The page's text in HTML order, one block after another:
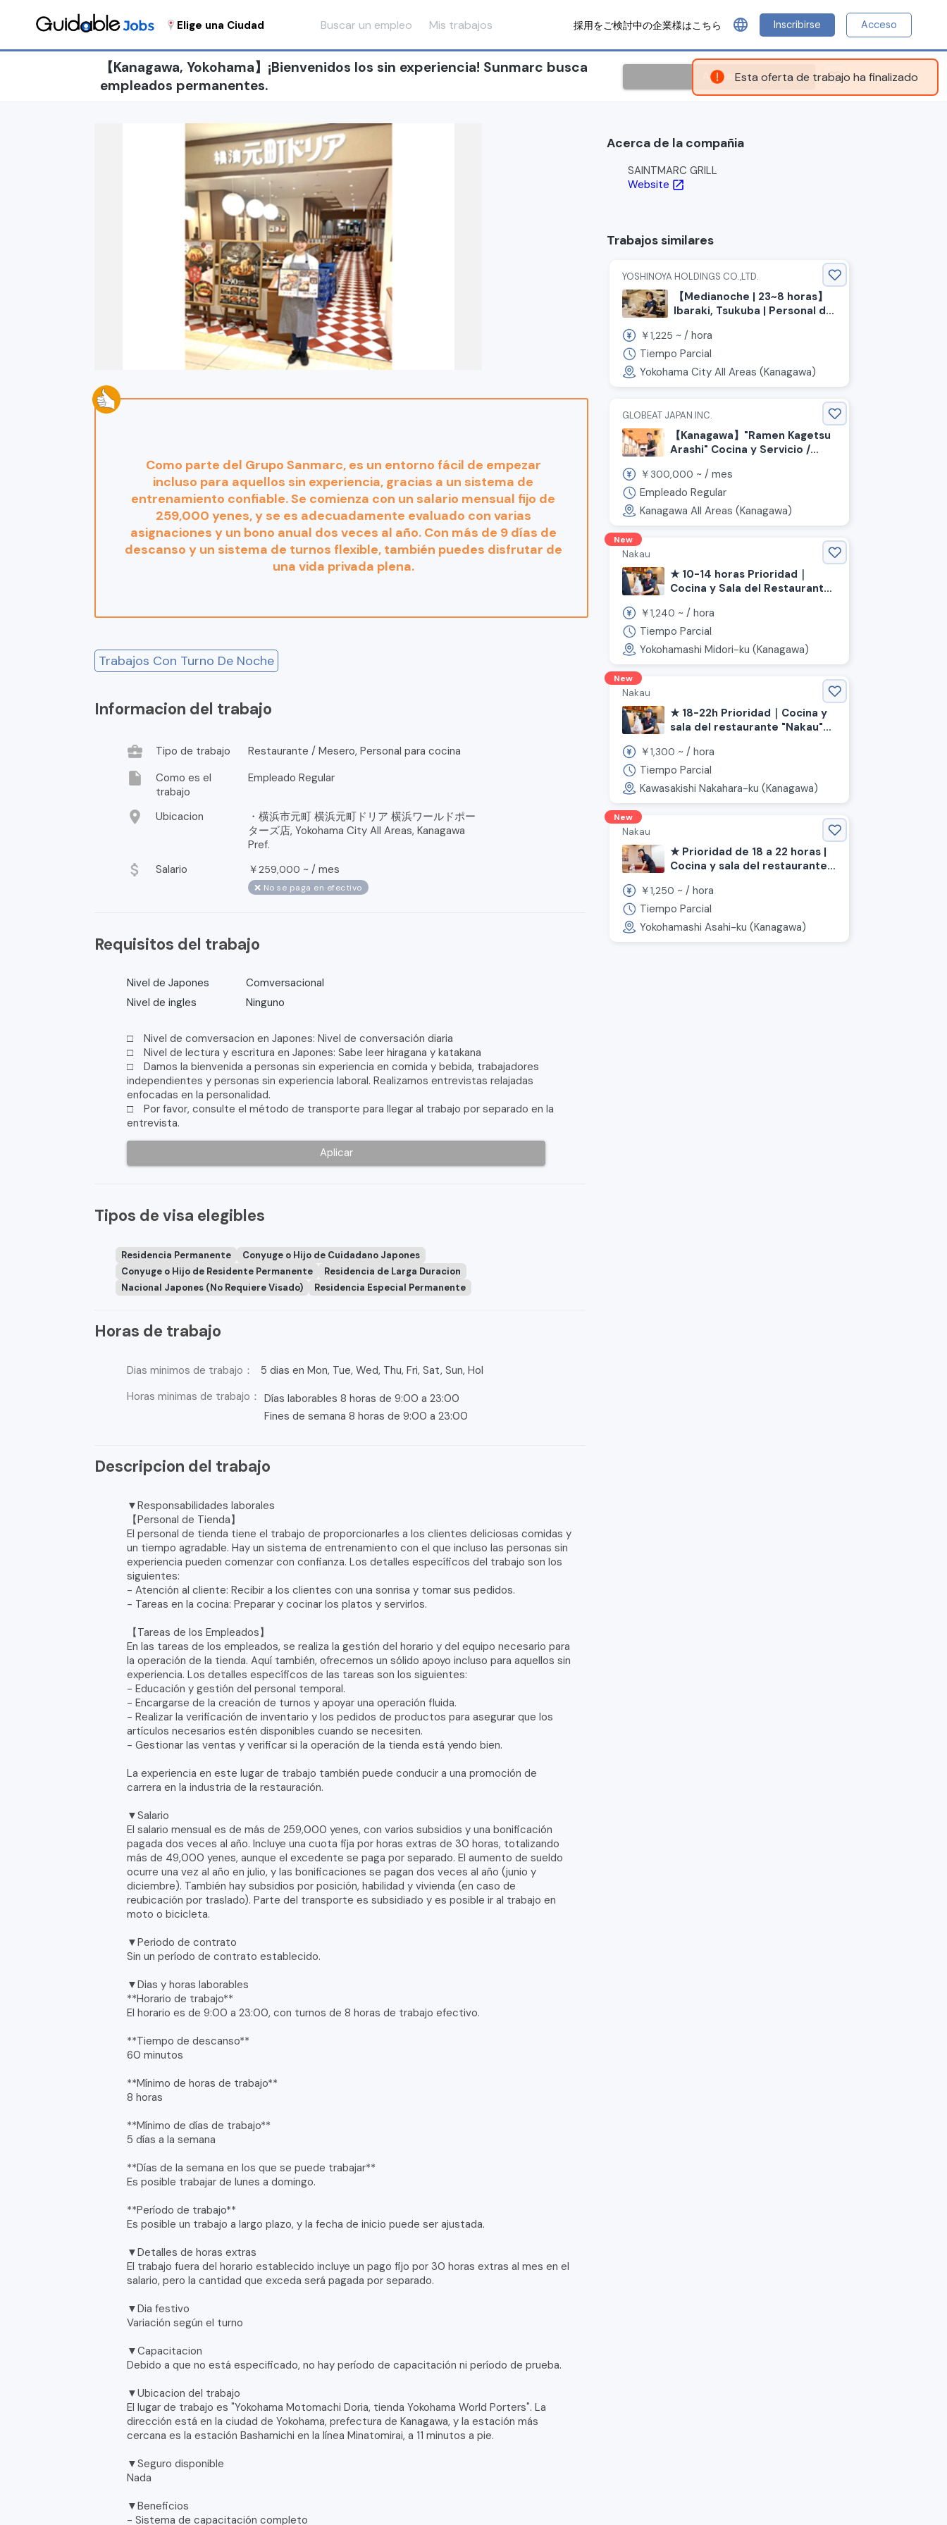
Esta oferta de trabajo ha finalizado
Elige una Ciudad Buscar un empleo Mis trabajos 採用をご検討中の企業様はこちら language Inscribirse Acceso
【Kanagawa, Yokohama】¡Bienvenidos los sin experiencia! Sunmarc busca
empleados permanentes.
Aplicar
Como parte del Grupo Sanmarc, es un entorno fácil de empezar
incluso para aquellos sin experiencia, gracias a un sistema de
entrenamiento confiable. Se comienza con un salario mensual fijo de
259,000 yenes, y se es adecuadamente evaluado con varias
asignaciones y un bono anual dos veces al año. Con más de 9 días de
descanso y un sistema de turnos flexible, también puedes disfrutar de
una vida privada plena.
Trabajos Con Turno De Noche
Informacion del trabajo
business_center Tipo de trabajo Restaurante / Mesero, Personal para cocina
insert_drive_file
Como es el
trabajo
Empleado Regular
location_on Ubicacion
・横浜市元町 横浜元町ドリア 横浜ワールドポー
ターズ店, Yokohama City All Areas, Kanagawa
Pref.
attach_money Salario ￥259,000 ~ / mes
❌ No se paga en efectivo
Requisitos del trabajo
Nivel de Japones
Comversacional
Nivel de ingles
Ninguno
□ Nivel de comversacion en Japones: Nivel de conversación diaria
□ Nivel de lectura y escritura en Japones: Sabe leer hiragana y katakana
□ Damos la bienvenida a personas sin experiencia en comida y bebida, trabajadores
independientes y personas sin experiencia laboral. Realizamos entrevistas relajadas
enfocadas en la personalidad.
□ Por favor, consulte el método de transporte para llegar al trabajo por separado en la
entrevista.
Aplicar
Tipos de visa elegibles
Residencia Permanente
Conyuge o Hijo de Cuidadano Japones
Conyuge o Hijo de Residente Permanente
Residencia de Larga Duracion
Nacional Japones (No Requiere Visado)
Residencia Especial Permanente
Horas de trabajo
Dias minimos de trabajo：
5 dias en Mon, Tue, Wed, Thu, Fri, Sat, Sun, Hol
Horas minimas de trabajo： Días laborables 8 horas de 9:00 a 23:00
Fines de semana 8 horas de 9:00 a 23:00
Descripcion del trabajo
▼Responsabilidades laborales
【Personal de Tienda】
El personal de tienda tiene el trabajo de proporcionarles a los clientes deliciosas comidas y
un tiempo agradable. Hay un sistema de entrenamiento con el que incluso las personas sin
experiencia pueden comenzar con confianza. Los detalles específicos del trabajo son los
siguientes:
- Atención al cliente: Recibir a los clientes con una sonrisa y tomar sus pedidos.
- Tareas en la cocina: Preparar y cocinar los platos y servirlos.
【Tareas de los Empleados】
En las tareas de los empleados, se realiza la gestión del horario y del equipo necesario para
la operación de la tienda. Aquí también, ofrecemos un sólido apoyo incluso para aquellos sin
experiencia. Los detalles específicos de las tareas son los siguientes:
- Educación y gestión del personal temporal.
- Encargarse de la creación de turnos y apoyar una operación fluida.
- Realizar la verificación de inventario y los pedidos de productos para asegurar que los
artículos necesarios estén disponibles cuando se necesiten.
- Gestionar las ventas y verificar si la operación de la tienda está yendo bien.
La experiencia en este lugar de trabajo también puede conducir a una promoción de
carrera en la industria de la restauración.
▼Salario
El salario mensual es de más de 259,000 yenes, con varios subsidios y una bonificación
pagada dos veces al año. Incluye una cuota fija por horas extras de 30 horas, totalizando
más de 49,000 yenes, aunque el excedente se paga por separado. El aumento de sueldo
ocurre una vez al año en julio, y las bonificaciones se pagan dos veces al año (junio y
diciembre). También hay subsidios por posición, habilidad y vivienda (en caso de
reubicación por traslado). Parte del transporte es subsidiado y es posible ir al trabajo en
moto o bicicleta.
▼Periodo de contrato
Sin un período de contrato establecido.
▼Dias y horas laborables
**Horario de trabajo**
El horario es de 9:00 a 23:00, con turnos de 8 horas de trabajo efectivo.
**Tiempo de descanso**
60 minutos
**Mínimo de horas de trabajo**
8 horas
**Mínimo de días de trabajo**
5 días a la semana
**Días de la semana en los que se puede trabajar**
Es posible trabajar de lunes a domingo.
**Período de trabajo**
Es posible un trabajo a largo plazo, y la fecha de inicio puede ser ajustada.
▼Detalles de horas extras
El trabajo fuera del horario establecido incluye un pago fijo por 30 horas extras al mes en el
salario, pero la cantidad que exceda será pagada por separado.
▼Dia festivo
Variación según el turno
▼Capacitacion
Debido a que no está especificado, no hay período de capacitación ni período de prueba.
▼Ubicacion del trabajo
El lugar de trabajo es "Yokohama Motomachi Doria, tienda Yokohama World Porters". La
dirección está en la ciudad de Yokohama, prefectura de Kanagawa, y la estación más
cercana es la estación Bashamichi en la línea Minatomirai, a 11 minutos a pie.
▼Seguro disponible
Nada
▼Beneficios
- Sistema de capacitación completo
Acerca de la compañia
SAINTMARC GRILL
Website open_in_new
Trabajos similares
YOSHINOYA HOLDINGS CO.,LTD.
【Medianoche | 23~8 horas】
Ibaraki, Tsukuba | Personal de
de Gyudon "Yoshinoya"
￥1,225 ~ /hora
Tiempo Parcial
Yokohama City All Areas (Kanagawa)
GLOBEAT JAPAN INC.
【Kanagawa】"Ramen Kagetsu
Arashi" Cocina y Servicio /
yenes al mes o más /
Bonificación dos veces al año /
Aumento salarial disponible
￥ 300,000 ~ /mes
Empleado Regular
Kanagawa All Areas (Kanagawa)
New
Nakau
★ 10-14 horas Prioridad｜
Cocina y Sala del Restaurante
Yokohama, Prefectura de
Kanagawa, Estación
Tokkaichiba》
￥1,240 ~ /hora
Tiempo Parcial
Yokohamashi Midori-ku (Kanagawa)
New
Nakau
★ 18-22h Prioridad｜Cocina y
sala del restaurante "Nakau"
Kanagawa, estación Musashi-
Nakahara》
￥1,300 ~ /hora
Tiempo Parcial
Kawasakishi Nakahara-ku (Kanagawa)
New
Nakau
★ Prioridad de 18 a 22 horas |
Cocina y sala del restaurante
Kanagawa, Ciudad de
Yokohama, Distrito de Asahi》
￥1,250 ~ /hora
Tiempo Parcial
Yokohamashi Asahi-ku (Kanagawa)